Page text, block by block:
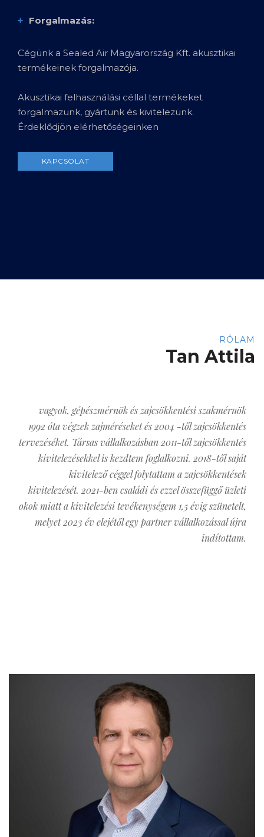
Forgalmazás:
Cégünk a Sealed Air Magyarország Kft. akusztikai
termékeinek forgalmazója.
Akusztikai felhasználási céllal termékeket
forgalmazunk, gyártunk és kivitelezünk.
Érdeklődjön elérhetőségeinken
KAPCSOLAT
RÓLAM
Tan Attila
vagyok, gépészmérnök és zajcsökkentési szakmérnök
1992 óta végzek zajméréseket és 2004 -től zajcsökkentés
tervezéséket. Társas vállalkozásban 2011-től zajcsökkentés
kivitelezésekkel is kezdtem foglalkozni. 2018-től saját
kivitelező céggel folytattam a zajcsökkentések
kivitelezését. 2021-ben családi és ezzel összefüggő üzleti
okok miatt a kivitelezési tevékenységem 1,5 évig szünetelt,
melyet 2023 év elejétől egy partner vállalkozással újra
indítottam.